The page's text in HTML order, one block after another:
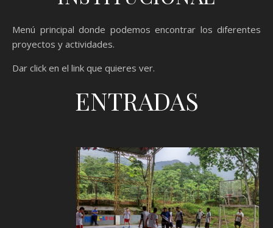
Menú principal donde podemos encontrar los diferentes
proyectos y actividades.
Dar click en el link que quieres ver.
ENTRADAS